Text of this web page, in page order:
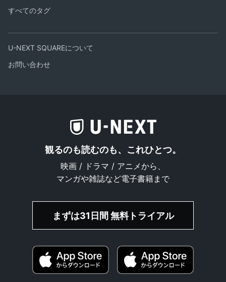
すべてのタグ
U-NEXT SQUAREについて
お問い合わせ
観るのも読むのも、これひとつ。
映画 / ドラマ / アニメから、
マンガや雑誌など電子書籍まで
まずは31日間 無料トライアル